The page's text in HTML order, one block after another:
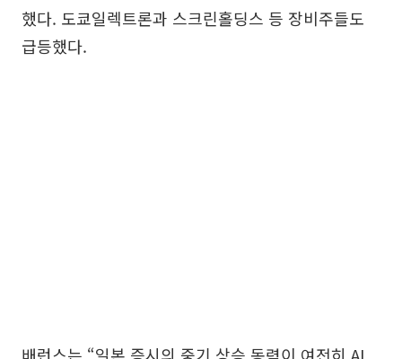
했다. 도쿄일렉트론과 스크린홀딩스 등 장비주들도
급등했다.
배런스는 “일본 증시의 중기 상승 동력이 여전히 AI